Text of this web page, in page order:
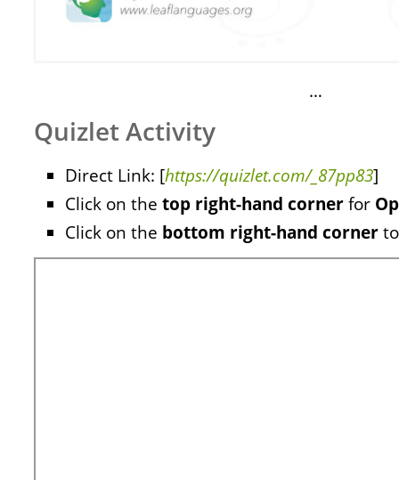
…
Quizlet Activity
Direct Link: [https://quizlet.com/_87pp83]
Click on the top right-hand cornerfor
Click on the bottom right-hand corner